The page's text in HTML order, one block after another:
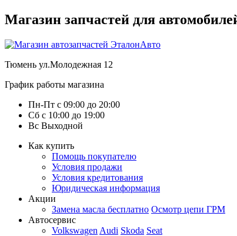
Магазин запчастей для
Тюмень ул.Молодежная 12
График работы магазина
Пн-Пт с 09:00 до 20:00
Сб с 10:00 до 19:00
Вс Выходной
Как купить
Помощь покупателю
Условия продажи
Условия кредитования
Юридическая информация
Акции
Замена масла бесплатно Осмотр цепи ГРМ
Автосервис
Volkswagen Audi Skoda Seat